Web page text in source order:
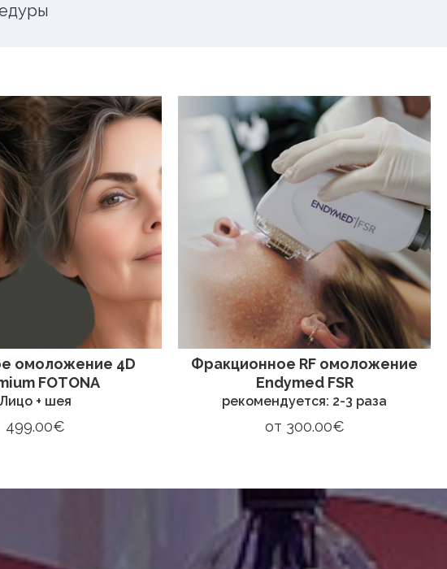
омоложение 4D
FOTONA
Лицо + шея
499.00€
Фракционное RF омоложение
Endymed FSR
рекомендуется: 2-3 раза
от 300.00€